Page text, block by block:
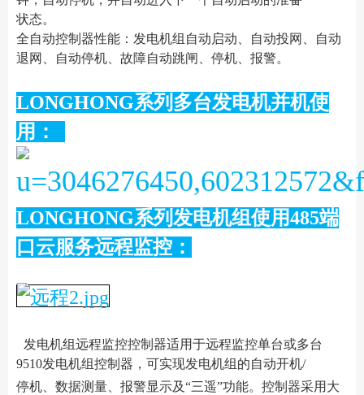
状态。
全自动控制器性能：发电机组自动启动、自动投网、自动
退网、自动停机、故障自动跳闸、停机、报警。
LONGHONG系列多台发电机并机使
用：
LONGHONG系列发电机组使用485端
口云服务远程监控：
发电机组远程监控控制器适用于远程监控单台或多台
9510发电机组控制器，可实现发电机组的自动开机/
停机、数据测量、报警显示及“三遥”功能。控制器采用大